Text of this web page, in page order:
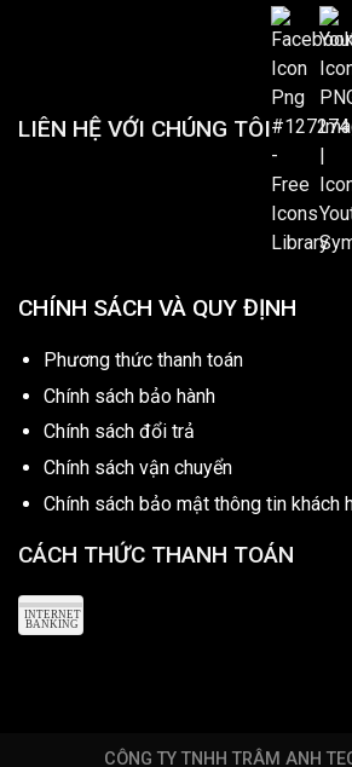
LIÊN HỆ VỚI CHÚNG TÔI
CHÍNH SÁCH VÀ QUY ĐỊNH
Phương thức thanh toán
Chính sách bảo hành
Chính sách đổi trả
Chính sách vận chuyển
Chính sách bảo mật thông tin khách
CÁCH THỨC THANH TOÁN
CÔNG TY TNHH TRÂM ANH